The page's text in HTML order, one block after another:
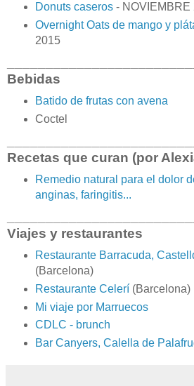
Donuts caseros- NOVIEMBRE
Overnight Oats de mango y
2015
Bebidas
Batido de frutas con avena
Coctel
Recetas que curan (por
Remedio natural para el dolor
anginas, faringitis...
Viajes y restaurantes
Restaurante Barracuda,
(Barcelona)
Restaurante Celerí(Barcelona)
Mi viaje por Marruecos
CDLC - brunch
Bar Canyers, Calella de